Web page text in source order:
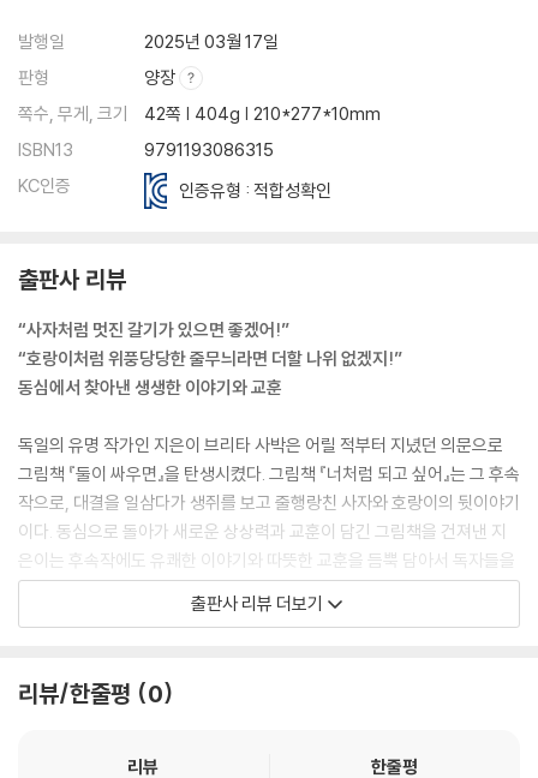
발행일
2025년 03월 17일
판형
양장
쪽수, 무게, 크기
42쪽 | 404g | 210*277*10mm
ISBN13
9791193086315
KC인증
인증유형 : 적합성확인
출판사 리뷰
“사자처럼 멋진 갈기가 있으면 좋겠어!”
“호랑이처럼 위풍당당한 줄무늬라면 더할 나위 없겠지!”
동심에서 찾아낸 생생한 이야기와 교훈
독일의 유명 작가인 지은이 브리타 사박은 어릴 적부터 지녔던 의문으로
그림책 『둘이 싸우면』을 탄생시켰다. 그림책 『너처럼 되고 싶어』는 그 후속
작으로, 대결을 일삼다가 생쥐를 보고 줄행랑친 사자와 호랑이의 뒷이야기
이다. 동심으로 돌아가 새로운 상상력과 교훈이 담긴 그림책을 건져낸 지
은이는 후속작에도 유쾌한 이야기와 따뜻한 교훈을 듬뿍 담아서 독자들을
찾아왔다.
들의 입소문을 접한 둘은 부러움에 마지못해 결 국 흉내 내기에 이른다. 호
위풍당당한 줄무늬가 부러운 사자는 바오바브나무 열매를 갈아서 줄무늬
출판사 리뷰 더보기
리뷰/한줄평 0
리뷰
한줄평